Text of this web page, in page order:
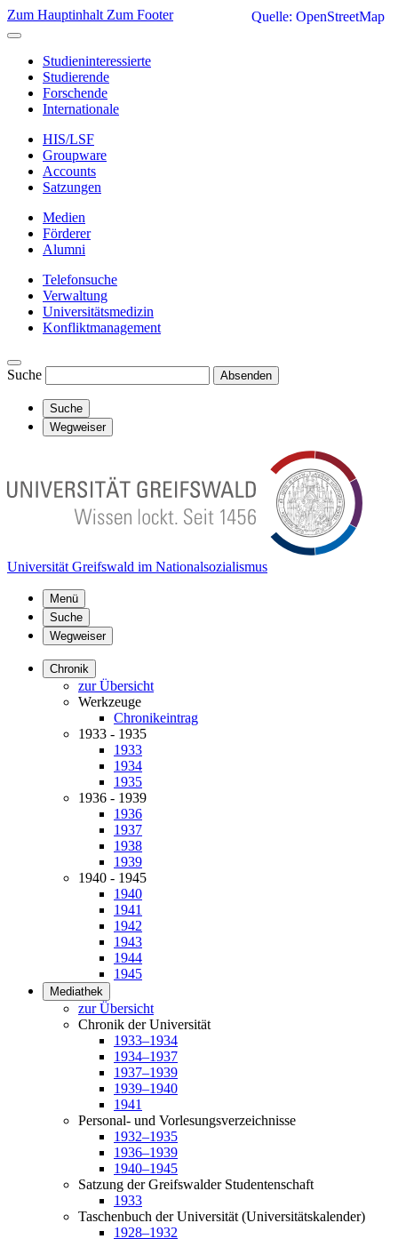
Zum Hauptinhalt Zum Footer
Studieninteressierte
Studierende
Forschende
Internationale
HIS/LSF
Groupware
Accounts
Satzungen
Medien
Förderer
Alumni
Telefonsuche
Verwaltung
Universitätsmedizin
Konfliktmanagement
Suche Absenden
Suche
Wegweiser
Universität Greifswald im Nationalsozialismus
Menü
Suche
Wegweiser
Chronik
zur Übersicht
Werkzeuge
Chronikeintrag
1933 - 1935
1933
1934
1935
1936 - 1939
1936
1937
1938
1939
1940 - 1945
1940
1941
1942
1943
1944
1945
Mediathek
zur Übersicht
Chronik der Universität
1933–1934
1934–1937
1937–1939
1939–1940
1941
Personal- und Vorlesungsverzeichnisse
1932–1935
1936–1939
1940–1945
Satzung der Greifswalder Studentenschaft
1933
Taschenbuch der Universität (Universitätskalender)
1928–1932
Quelle: OpenStreetMap